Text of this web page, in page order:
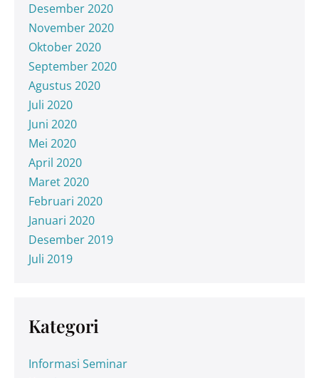
Desember 2020
November 2020
Oktober 2020
September 2020
Agustus 2020
Juli 2020
Juni 2020
Mei 2020
April 2020
Maret 2020
Februari 2020
Januari 2020
Desember 2019
Juli 2019
Kategori
Informasi Seminar